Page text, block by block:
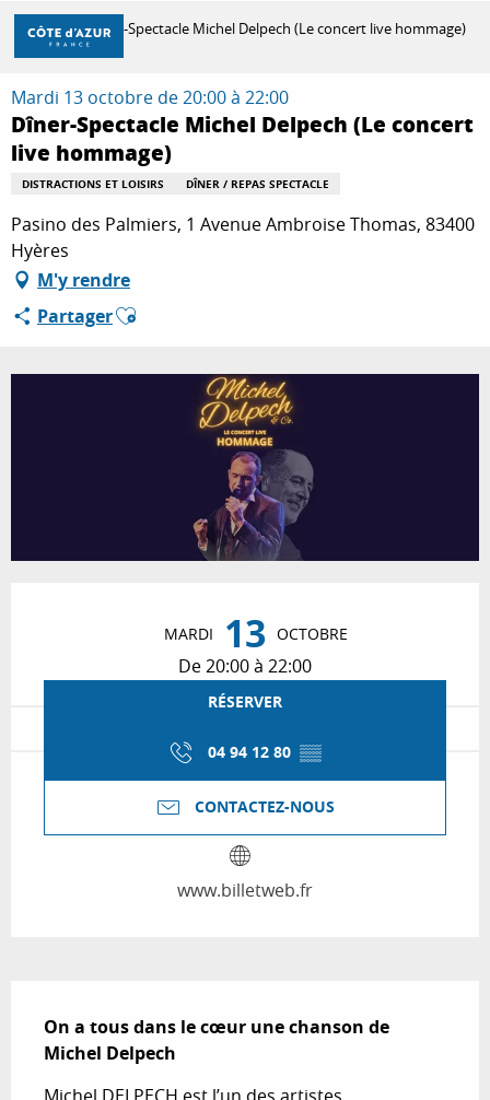
Aller
contenu
principal
DÉCOUVRIR
À FAIRE
SÉJOURNER
Accueil Dîner-Spectacle Michel Delpech (Le concert live hommage)
Mardi 13 octobre de 20:00 à 22:00
Dîner-Spectacle Michel Delpech (Le concert
live hommage)
DISTRACTIONS ET LOISIRS DÎNER / REPAS SPECTACLE
Pasino des Palmiers, 1 Avenue Ambroise Thomas, 83400
Hyères
M'y rendre
PartagerAjouter aux favoris
MARDI 13 OCTOBRE
De 20:00 à 22:00
RÉSERVER
04 94 12 80 ▒▒
CONTACTEZ-NOUS
www.billetweb.fr
On a tous dans le cœur une chanson de
Michel Delpech
Michel DELPECH est l’un des artistes